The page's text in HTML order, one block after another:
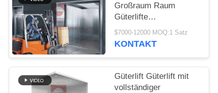
Großraum Raum
Güterlifte
Maßgeschneiderte
Güterlifte
$7000-12000 MOQ:1 Satz
KONTAKT
Güterlift Güterlift mit
vollständiger